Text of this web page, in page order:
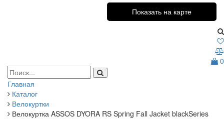
Показать на карте
0
Главная
Каталог
Велокуртки
Велокуртка ASSOS DYORA RS Spring Fall Jacket blackSeries